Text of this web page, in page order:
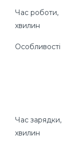
Час роботи,
хвилин
Особливості
Час зарядки,
хвилин